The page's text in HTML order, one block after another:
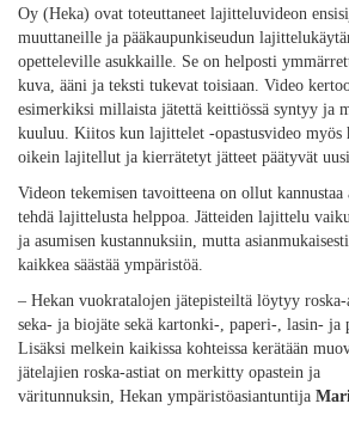
Oy (Heka) ovat toteuttaneet lajitteluvideon
muuttaneille ja pääkaupunkiseudun
opetteleville asukkaille. Se on helposti
kuva, ääni ja teksti tukevat toisiaan. Video
esimerkiksi millaista jätettä keittiössä syntyy ja
kuuluu. Kiitos kun lajittelet -opastusvideo myös
oikein lajitellut ja kierrätetyt jätteet päätyvät
Videon tekemisen tavoitteena on ollut
tehdä lajittelusta helppoa. Jätteiden lajittelu
ja asumisen kustannuksiin, mutta
kaikkea säästää ympäristöä.
– Hekan vuokratalojen jätepisteiltä löytyy
seka- ja biojäte sekä kartonki-, paperi-, lasin- ja
Lisäksi melkein kaikissa kohteissa kerätään
jätelajien roska-astiat on merkitty opastein ja
väritunnuksin, Hekan ympäristöasiantuntija